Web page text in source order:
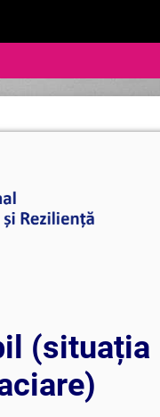
(situația